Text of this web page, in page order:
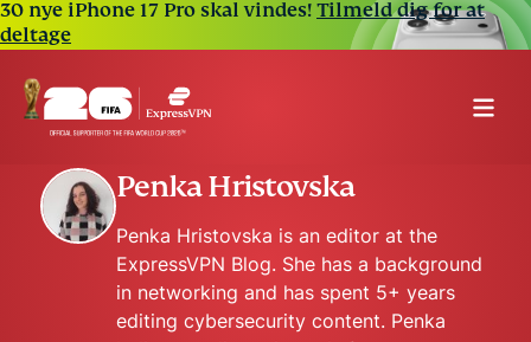
30 nye iPhone 17 Pro skal vindes!Tilmeld dig for at
deltage
Penka Hristovska
Penka Hristovska is an editor at the
ExpressVPN Blog. She has a background
in networking and has spent 5+ years
editing cybersecurity content. Penka